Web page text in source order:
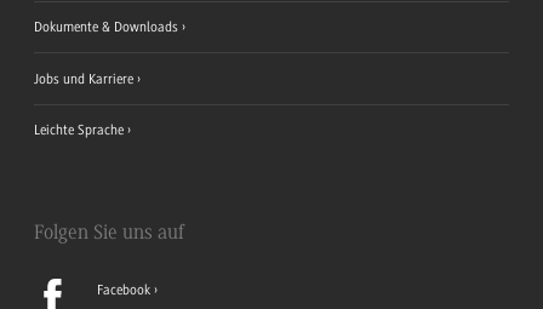
Dokumente & Downloads
Jobs und Karriere
Leichte Sprache
Folgen Sie uns auf
Facebook